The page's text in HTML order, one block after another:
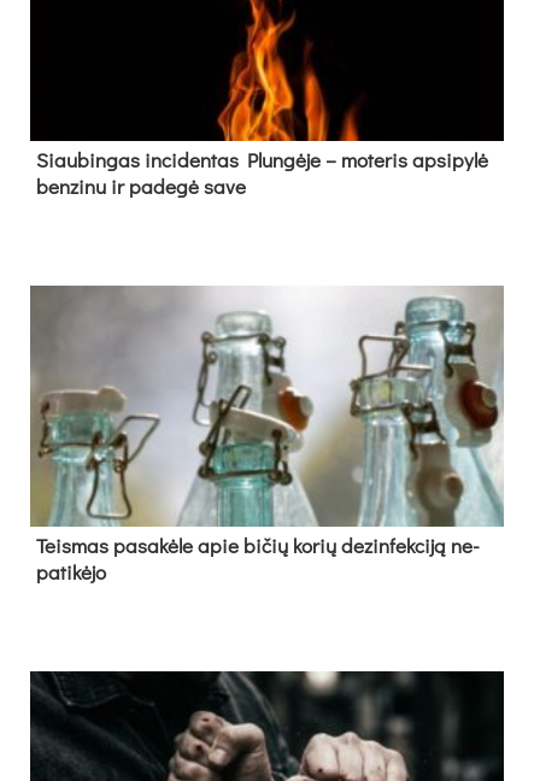
Siau­bin­gas in­ci­den­tas Plun­gė­je – mo­te­ris ap­si­py­lė
ben­zi­nu ir pa­de­gė sa­ve
Teis­mas pa­sa­kė­le apie bi­čių ko­rių de­zin­fek­ci­ją ne­
pa­ti­kė­jo